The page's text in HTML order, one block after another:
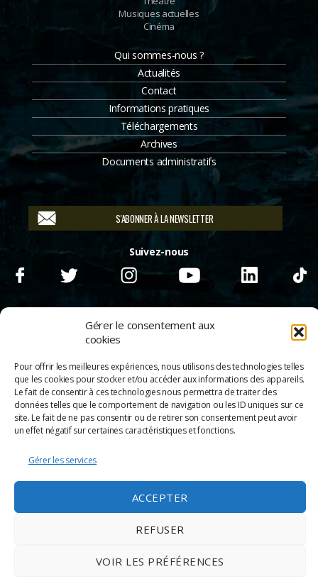
Gérer le consentement aux
cookies
Pour offrir les meilleures expériences, nous utilisons des technologies telles
que les cookies pour stocker et/ou accéder aux informations des appareils.
Le fait de consentir à ces technologies nous permettra de traiter des
données telles que le comportement de navigation ou les ID uniques sur ce
site. Le fait de ne pas consentir ou de retirer son consentement peut avoir
un effet négatif sur certaines caractéristiques et fonctions.
Gérer les services
ACCEPTER
REFUSER
VOIR LES PRÉFÉRENCES
Musiques actuelles
Cinéma
Qui sommes-nous ?
Actualités
Contact
Informations pratiques
Téléchargements
Archives
Documents administratifs
S'ABONNER À LA NEWSLETTER
Suivez-nous
Mentions légales
Politique de confidentialité
Appels d’offre
Partenaires
Politique de cookies